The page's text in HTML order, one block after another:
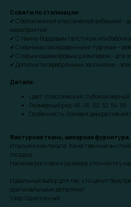
Советы по стилизации:
✔ С белоснежной классической рубашкой –
мероприятий
✔ С тёмно-бордовым галстуком или
✔ С чёрными лакированными туфлями –
✔ С серым кашемировым джемпером – для
✔ Дополните серебряными запонками –
Детали:
Цвет: Классический глубокий чёрный
Размерный ряд: 46, 48, 50, 52, 54, 56
Особенность: Боковая декоративная
Фактурная ткань, шикарная
Итальянские лекала. Качественные
посадка.
Наличие ростовки и размера уточняйте у
Идеальный выбор для тех, кто ценит
оригинальными деталями!
Узор: Однотонный